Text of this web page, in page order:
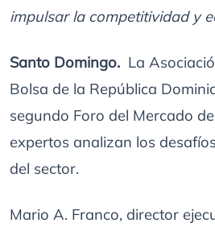
impulsar la competitividad y
Santo Domingo. La
Bolsa de la República
segundo Foro del Mercado
expertos analizan los
del sector.
Mario A. Franco, director